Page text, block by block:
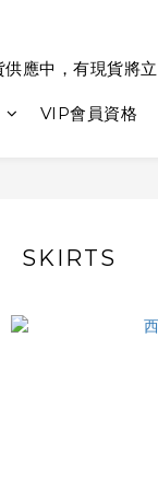
供應中，有現貨將
VIP會員資格
SKIRTS